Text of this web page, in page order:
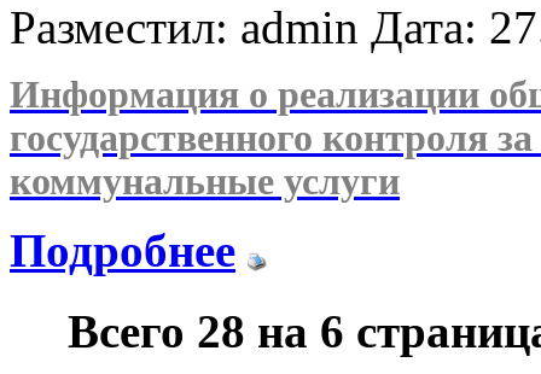
Разместил: admin Дата:
Информация о реализации
государственного контроля
коммунальные услуги
Подробнее
Всего 28 на 6